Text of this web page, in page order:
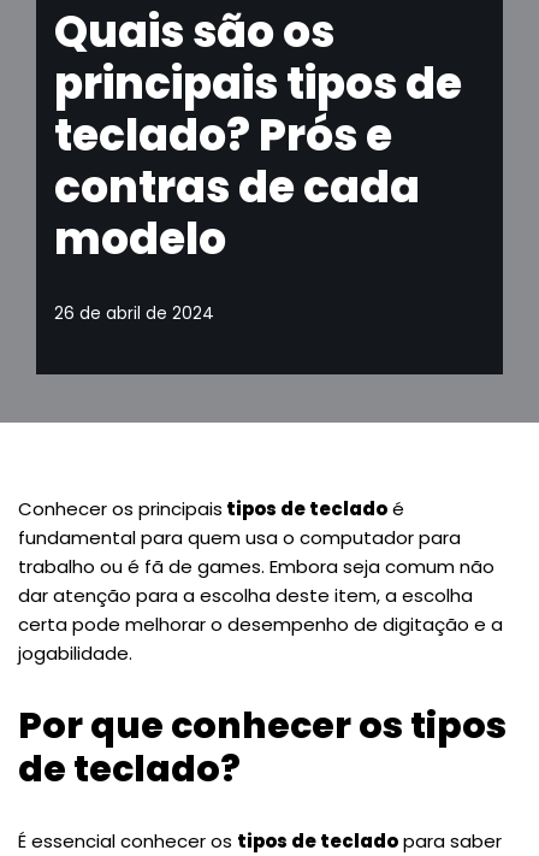
Quais são os
principais tipos de
teclado? Prós e
contras de cada
modelo
26 de abril de 2024
Conhecer os principais tipos de tecladoé
fundamental para quem usa o computador para
trabalho ou é fã de games. Embora seja comum não
dar atenção para a escolha deste item, a escolha
certa pode melhorar o desempenho de digitação e a
jogabilidade.
Por que conhecer os tipos
de teclado?
É essencial conhecer os tipos de tecladopara saber